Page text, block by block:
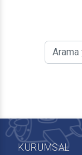
KURUMSAL